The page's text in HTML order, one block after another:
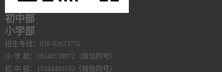
初中部
小学部
招生专线：028-82623755
小 学 部：18148139972（微信同号）
初 中 部：15184469592（微信同号）